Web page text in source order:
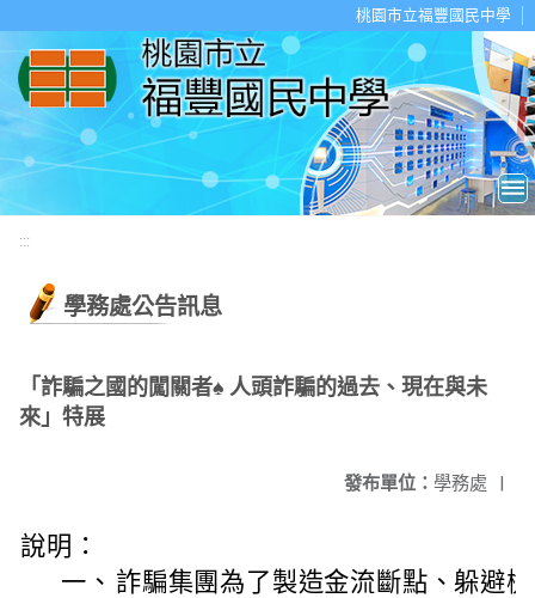
桃園市立福豐國民中學
:::
學務處公告訊息
「詐騙之國的闖關者♠ 人頭詐騙的過去、現在與未
來」特展
發布單位： 學務處 |
說明：
一、 詐騙集團為了製造金流斷點、躲避